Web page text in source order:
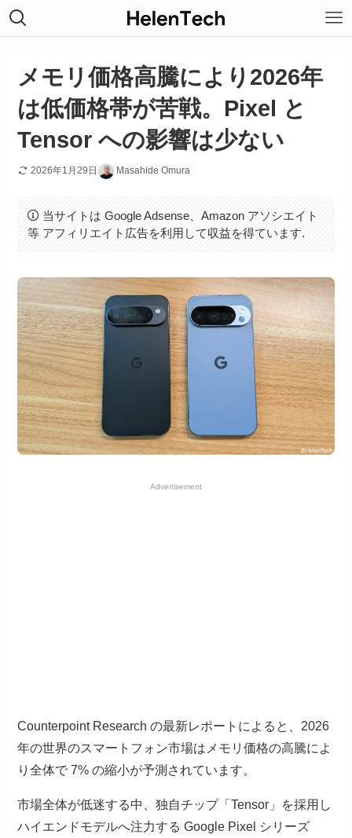
メモリ価格高騰により2026年
は低価格帯が苦戦。Pixel と
Tensor への影響は少ない
2026年1月29日 Masahide Omura
当サイトは Google Adsense、Amazon アソシエイト
等 アフィリエイト広告を利用して収益を得ています.
Advertisement
Counterpoint Research の最新レポートによると、2026
年の世界のスマートフォン市場はメモリ価格の高騰によ
り全体で 7% の縮小が予測されています。
市場全体が低迷する中、独自チップ「Tensor」を採用し
ハイエンドモデルへ注力する Google Pixel シリーズ